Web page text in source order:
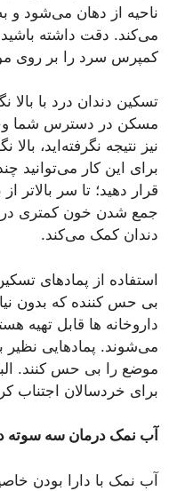
ناحیه از دهان می‌شود و
می‌کند. دقت داشته
کمپرس سرد را بر روی
تسکین دندان درد با
مسکن در دسترس شما
نیز نتیجه نگرفته‌اید،
برای این کار می‌توانید
قرار دهید؛ تا سر بالاتر
جمع شدن خون کمتری در
دندان کمک می‌کند.
استفاده از پمادهای
بی حس کننده که بدون
داروخانه ها قابل تهیه
می‌شوند. پمادهایی نظیر
موضع را بی حس کنند.
برای خردسالان اجتناب
آب نمک درمان سه سوته
آب نمک با دارا بودن